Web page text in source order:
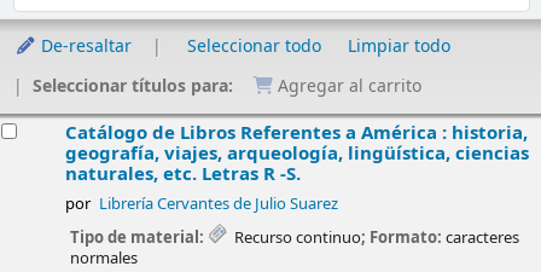
De-resaltar Seleccionar todo
Limpiar todo
Seleccionar títulos para:
Agregar al carrito
Catálogo de Libros Referentes a América : historia,
geografía, viajes, arqueología, lingüística, ciencias
naturales, etc. Letras R -S.
por Librería Cervantes de Julio Suarez
Tipo de material: Recurso continuo; Formato: caracteres
normales